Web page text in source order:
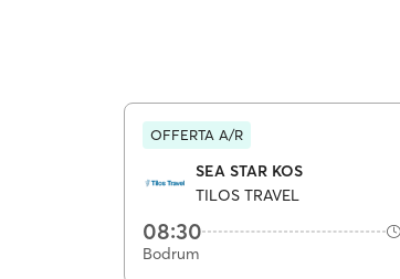
OFFERTA A/R
SEA STAR KOS
TILOS TRAVEL
08:30
Bodrum